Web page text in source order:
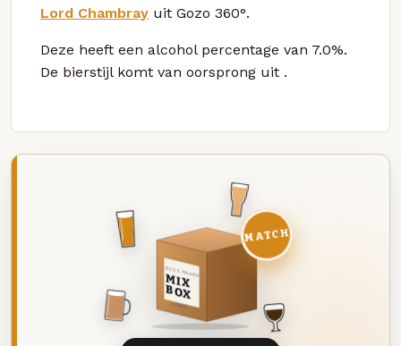
Lord Chambray uit Gozo 360°.
Deze heeft een alcohol percentage van 7.0%.
De bierstijl komt van oorsprong uit .
DEZE MAAND
MIX
BOX
8 BIEREN
MATCH